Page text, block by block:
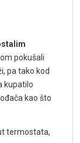
pokušali
pa tako kod
kupatilo
kao što
termostata,